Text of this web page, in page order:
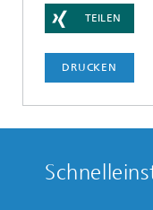
TEILEN
DRUCKEN